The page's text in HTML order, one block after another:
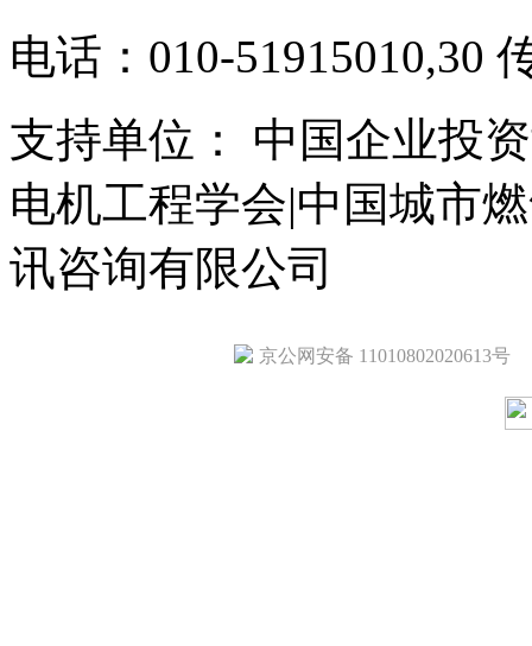
电话：010-51915010,30
支持单位： 中国企业投
电机工程学会|中国城市
讯咨询有限公司
京公网安备 11010802020613号